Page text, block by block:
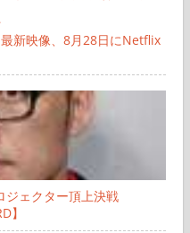
最新映像、8月28日にNetflix
ジェクター頂上決戦
】